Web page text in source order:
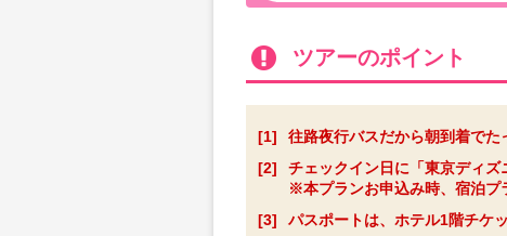
ツアーのポイント
[1]
往路夜行バスだから朝到着でた
[2]
チェックイン日に「東京ディズ
※本プランお申込み時、宿泊プ
[3]
パスポートは、ホテル1階チケ